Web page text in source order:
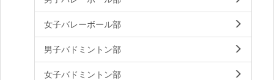
女子バレーボール部
男子バドミントン部
女子バドミントン部